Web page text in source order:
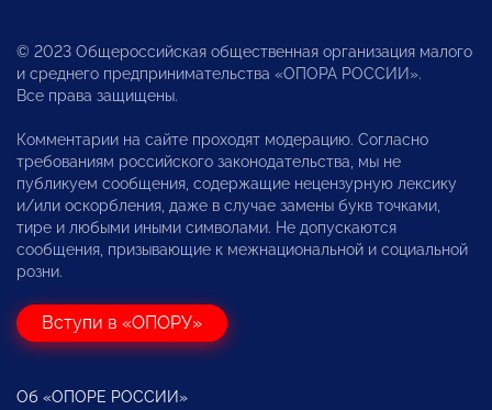
© 2023 Общероссийская общественная организация малого
и среднего предпринимательства «ОПОРА РОССИИ».
Все права защищены.
Комментарии на сайте проходят модерацию. Согласно
требованиям российского законодательства, мы не
публикуем сообщения, содержащие нецензурную лексику
и/или оскорбления, даже в случае замены букв точками,
тире и любыми иными символами. Не допускаются
сообщения, призывающие к межнациональной и социальной
розни.
Вступи в «ОПОРУ»
Об «ОПОРЕ РОССИИ»